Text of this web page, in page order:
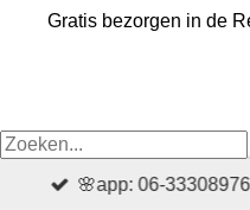
Gratis bezorgen in de
🌸app: 06-